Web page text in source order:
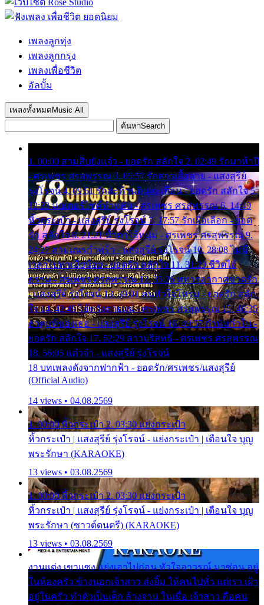
เพลงลูกทุ่ง
เพลงลูกกรุง
เพลงเพื่อชีวิต
อัลบั้ม
เพลงทั้งหมด Music All
ค้นหาSearch
1. 00:00 สามสิบยังแจ๋ว - ยอดรัก สลักใจ 2. 02:49 รักมาห้าปี
- ศรเพชร ศรสุพรรณ 3. 05:57 รักสาวเสื้อลาย - แสงสุรีย์
รุ่งโรจน์ 4. 09:51 รักสะท้านดินสะเทือน - ยอดรัก สลักใจ 5.
12:23 มอเตอร์ไซค์ทำหล่น - ศรเพชร ศรสุพรรณ 6. 14:49
หิ้วกระเป๋า - แสงสุรีย์ รุ่งโรจน์ 7. 17:57 รักเผื่อเลือก - ยอด
รัก สลักใจ 8. 21:21 น้ำตาไอ้หนุ่ม - ศรเพชร ศรสุพรรณ 9.
24:27 สามเณรกำพร้า - แสงสุรีย์ รุ่งโรจน์ 10. 28:08 ไม่มี
เวลาไปหาเมียน้อย - ยอดรัก สลักใจ 11. 31:29 ชีวิตไอ้
ธรรม - ศรเพชร ศรสุพรรณ 12. 35:26 ทหารอากาศขาดรัก
- แสงสุรีย์ รุ่งโรจน์ 13. 39:01 คนหัวใจโทรม - ยอดรัก สลัก
ใจ 14. 42:49 ไอ้หวังตายแน่ - ศรเพชร ศรสุพรรณ 15. 46:35
ธาตุแท้ของเธอ - แสงสุรีย์ รุ่งโรจน์ 16. 49:57 กำนันกำใน -
ยอดรัก สลักใจ 17. 52:29 สาวบริสุทธิ์ - ศรเพชร ศรสุพรรณ
18. 56:05 แต๋วจ๋า - แสงสุรีย์ รุ่งโรจน์
18 บทเพลงดังจากฟากฟ้า - ยอดรัก/ศรเพชร/แสงสุรีย์
(Official Audio)
14 views • 04.08.2569
1. 00:00 หิ้วกระเป๋า 2. 03:30 แย่งกระเป๋า
หิ้วกระเป๋า | แสงสุรีย์ รุ่งโรจน์ - แย่งกระเป๋า | เตือนใจ บุญ
พระรักษา (KARAOKE)
13 views • 03.08.2569
1. 00:00 หิ้วกระเป๋า 2. 03:30 แย่งกระเป๋า
หิ้วกระเป๋า | แสงสุรีย์ รุ่งโรจน์ - แย่งกระเป๋า | เตือนใจ บุญ
พระรักษา (ซาวด์ดนตรี) (KARAOKE)
13 views • 03.08.2569
งานแต่ง เขาแซง แย่งเอาไปก่อน หัวใจอาวรณ์ มาซ่อน อยู่
ในห้องครัว ข้างนอกเจ้าสาว ส่งยิ้ม ให้คนไปทั่ว แต่เรา เฝ้า
อยู่ในครัว ทำตัวเป็นเด็ก ล้างจาน ในเมื่อ เจ้าสาว คือคน